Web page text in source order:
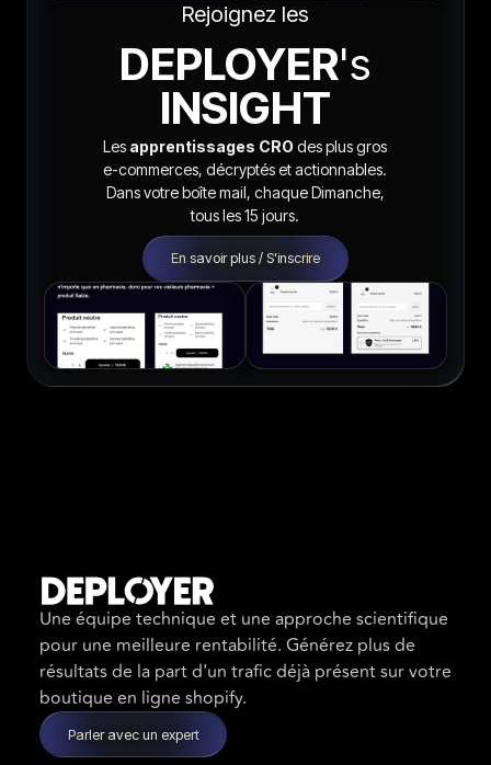
Rejoignez les
DEPLOYER's
INSIGHT
Les apprentissages CROdes plus gros
e-commerces, décryptés et actionnables.
Dans votre boîte mail, chaque Dimanche,
tous les 15 jours.
En savoir plus / S'inscrire
Une équipe technique et une approche scientifique
pour une meilleure rentabilité. Générez plus de
résultats de la part d'un trafic déjà présent sur votre
boutique en ligne shopify.
Parler avec un expert